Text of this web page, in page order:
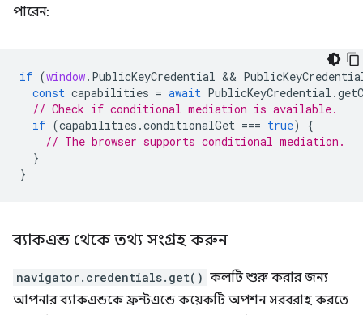
পারেন:
if (window. PublicKeyCredential &&
const capabilities = await PublicKeyCredential .
// Check if conditional mediation is available.
if (capabilities .conditionalGet === true)
{
// The browser supports conditional mediation.
}
}
ব্যাকএন্ড থেকে তথ্য সংগ্রহ করুন
navigator.credentials.get() কলটি শুরু করার জন্য
আপনার ব্যাকএন্ডকে ফ্রন্টএন্ডে কয়েকটি অপশন সরবরাহ করতে